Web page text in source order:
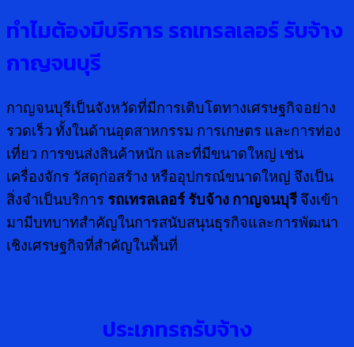
ทำไมต้องมีบริการ รถเทรลเลอร์ รับจ้าง
กาญจนบุรี
กาญจนบุรีเป็นจังหวัดที่มีการเติบโตทางเศรษฐกิจอย่าง
รวดเร็ว ทั้งในด้านอุตสาหกรรม การเกษตร และการท่อง
เที่ยว การขนส่งสินค้าหนัก และที่มีขนาดใหญ่ เช่น
เครื่องจักร วัสดุก่อสร้าง หรืออุปกรณ์ขนาดใหญ่ จึงเป็น
สิ่งจำเป็นบริการ รถเทรลเลอร์ รับจ้าง กาญจนบุรี จึงเข้า
มามีบทบาทสำคัญในการสนับสนุนธุรกิจและการพัฒนา
เชิงเศรษฐกิจที่สำคัญในพื้นที่
ประเภทรถรับจ้าง